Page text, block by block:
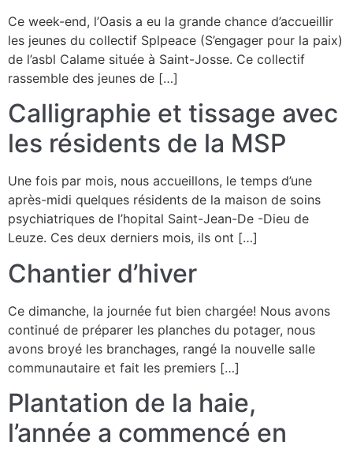
Ce week-end, l’Oasis a eu la grande chance d’accueillir
les jeunes du collectif Splpeace (S’engager pour la paix)
de l’asbl Calame située à Saint-Josse. Ce collectif
rassemble des jeunes de […]
Calligraphie et tissage avec
les résidents de la MSP
Une fois par mois, nous accueillons, le temps d’une
après-midi quelques résidents de la maison de soins
psychiatriques de l’hopital Saint-Jean-De -Dieu de
Leuze. Ces deux derniers mois, ils ont […]
Chantier d’hiver
Ce dimanche, la journée fut bien chargée! Nous avons
continué de préparer les planches du potager, nous
avons broyé les branchages, rangé la nouvelle salle
communautaire et fait les premiers […]
Plantation de la haie,
l’année a commencé en